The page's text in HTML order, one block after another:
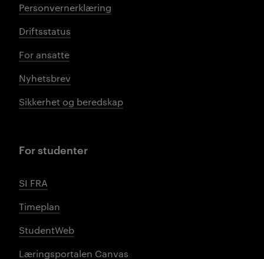
Personvernerklæring
Driftsstatus
For ansatte
Nyhetsbrev
Sikkerhet og beredskap
For studenter
SI FRA
Timeplan
StudentWeb
Læringsportalen Canvas